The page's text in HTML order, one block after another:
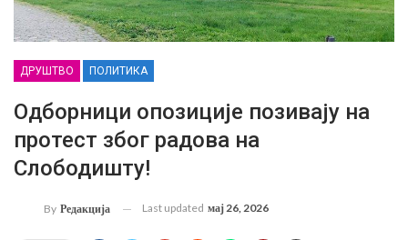
ДРУШТВО ПОЛИТИКА
Одборници опозиције позивају на
протест због радова на
Слободишту!
By Редакција Last updated мај 26, 2026